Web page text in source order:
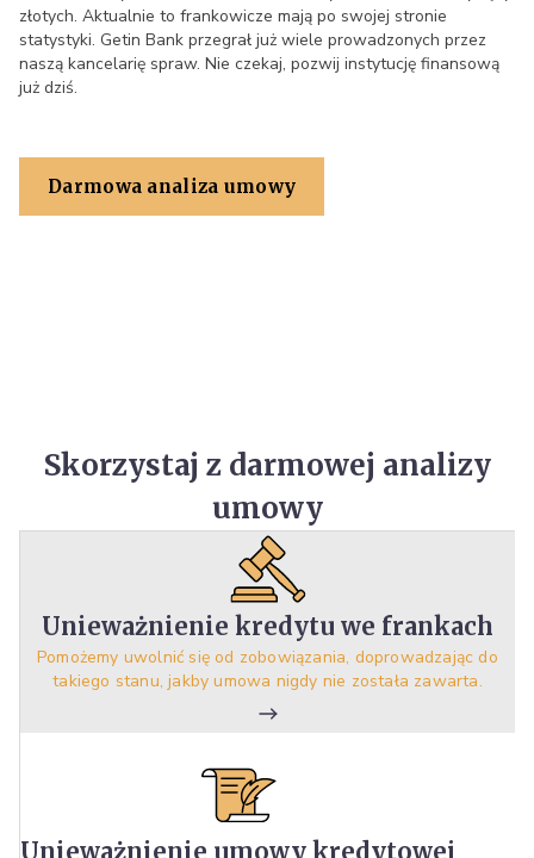
złotych. Aktualnie to frankowicze mają po swojej stronie
statystyki. Getin Bank przegrał już wiele prowadzonych przez
naszą kancelarię spraw. Nie czekaj, pozwij instytucję finansową
już dziś.
Darmowa analiza umowy
Skorzystaj z darmowej analizy
umowy
Unieważnienie kredytu we frankach
Pomożemy uwolnić się od zobowiązania, doprowadzając do
takiego stanu, jakby umowa nigdy nie została zawarta.
Unieważnienie umowy kredytowej